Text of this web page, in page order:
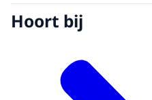
Hoort bij